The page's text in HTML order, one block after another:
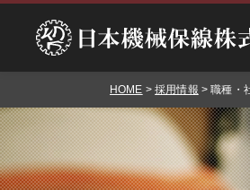
HOME >採用情報 > 職種・